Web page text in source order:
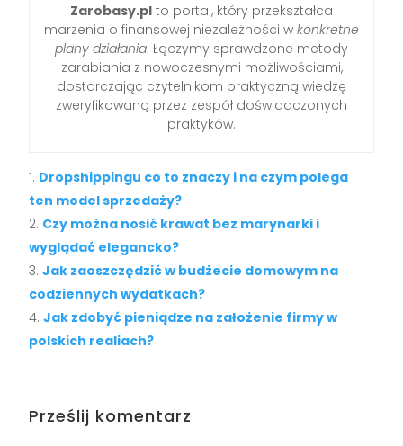
Zarobasy.pl to portal, który przekształca
marzenia o finansowej niezależności w konkretne
plany działania. Łączymy sprawdzone metody
zarabiania z nowoczesnymi możliwościami,
dostarczając czytelnikom praktyczną wiedzę
zweryfikowaną przez zespół doświadczonych
praktyków.
Dropshippingu co to znaczy i na czym polega
ten model sprzedaży?
Czy można nosić krawat bez marynarki i
wyglądać elegancko?
Jak zaoszczędzić w budżecie domowym na
codziennych wydatkach?
Jak zdobyć pieniądze na założenie firmy w
polskich realiach?
Prześlij komentarz